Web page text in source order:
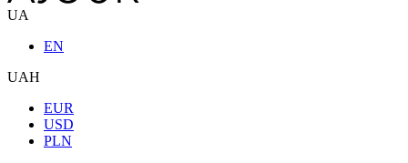
UA
EN
UAH
EUR
USD
PLN